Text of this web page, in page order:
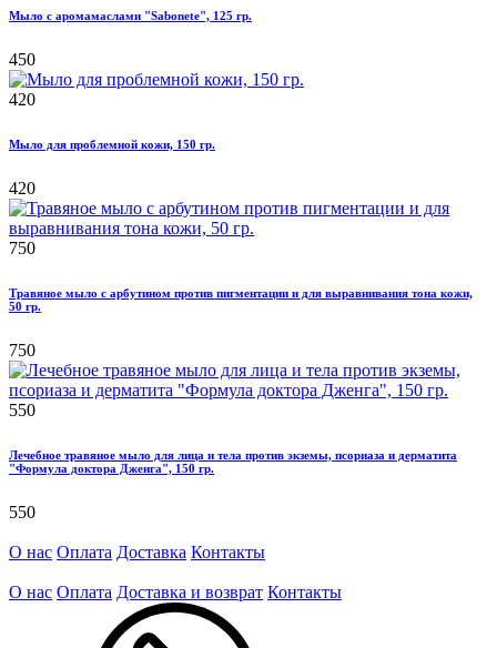
Мыло с аромамаслами "Sabonete", 125 гр.
450
420
Мыло для проблемной кожи, 150 гр.
420
750
Травяное мыло с арбутином против пигментации и для выравнивания тона кожи,
50 гр.
750
550
Лечебное травяное мыло для лица и тела против экземы, псориаза и дерматита
"Формула доктора Дженга", 150 гр.
550
О нас Оплата Доставка Контакты
О нас Оплата Доставка и возврат Контакты